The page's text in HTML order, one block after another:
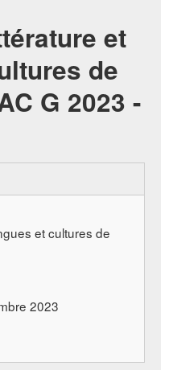
et
de
G 2023 -
et cultures de
2023